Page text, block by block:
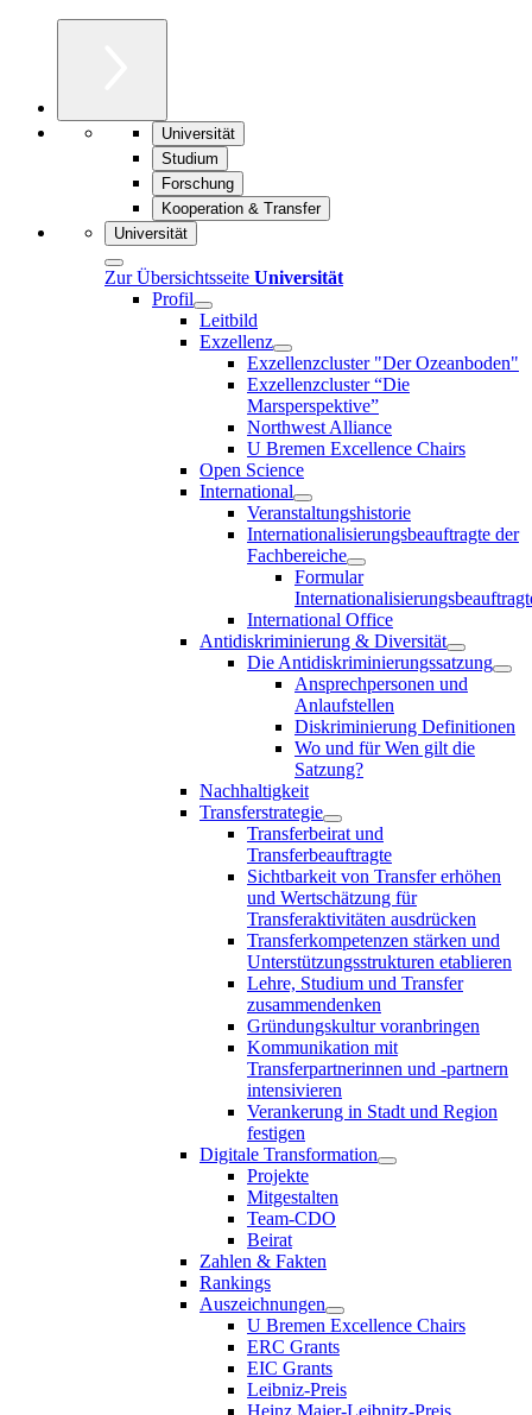
Universität
Studium
Forschung
Kooperation & Transfer
Universität
Zur Übersichtsseite Universität
Profil
Leitbild
Exzellenz
Exzellenzcluster "Der Ozeanboden"
Exzellenzcluster “Die
Marsperspektive”
Northwest Alliance
U Bremen Excellence Chairs
Open Science
International
Veranstaltungshistorie
Internationalisierungsbeauftragte der
Fachbereiche
Formular
International Office
Antidiskriminierung & Diversität
Die Antidiskriminierungssatzung
Ansprechpersonen und
Anlaufstellen
Diskriminierung Definitionen
Wo und für Wen gilt die
Satzung?
Nachhaltigkeit
Transferstrategie
Transferbeirat und
Transferbeauftragte
Sichtbarkeit von Transfer erhöhen
und Wertschätzung für
Transferaktivitäten ausdrücken
Transferkompetenzen stärken und
Unterstützungsstrukturen etablieren
Lehre, Studium und Transfer
zusammendenken
Gründungskultur voranbringen
Kommunikation mit
Transferpartnerinnen und -partnern
intensivieren
Verankerung in Stadt und Region
festigen
Digitale Transformation
Projekte
Mitgestalten
Team-CDO
Beirat
Zahlen & Fakten
Rankings
Auszeichnungen
U Bremen Excellence Chairs
ERC Grants
EIC Grants
Leibniz-Preis
Heinz Maier-Leibnitz-Preis